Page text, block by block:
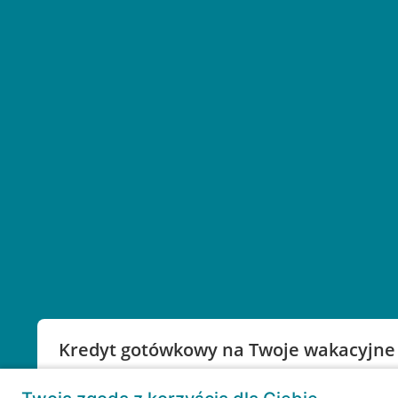
Kredyt gotówkowy na Twoje